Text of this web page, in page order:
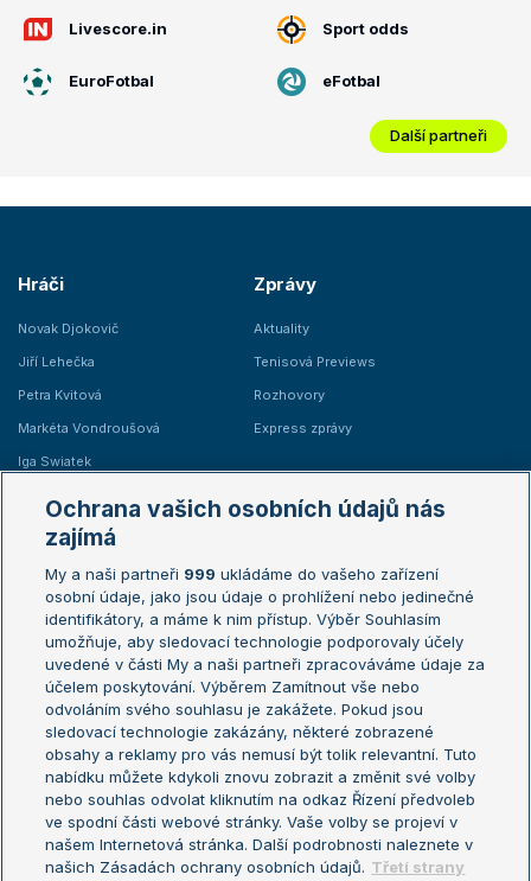
Livescore.in Sport odds
EuroFotbal eFotbal
Další partneři
Hráči
Novak Djokovič
Jiří Lehečka
Petra Kvitová
Markéta Vondroušová
Iga Swiatek
Zprávy
Aktuality
Tenisová Previews
Rozhovory
Express zprávy
Žebříčky
Žebříček ATP (muži)
Žebříček WTA (ženy)
Sázkařský žebříček
Australian Open
French Open
Wimbledon
US Open
Turnaj mistrů
Turnaj mistryň
Aktualní trendy
Fotbalové přestupy
Livesport Daily
Ochrana vašich osobních údajů nás
zajímá
My a naši partneři 999 ukládáme do vašeho zařízení
osobní údaje, jako jsou údaje o prohlížení nebo jedinečné
identifikátory, a máme k nim přístup. Výběr Souhlasím
umožňuje, aby sledovací technologie podporovaly účely
uvedené v části My a naši partneři zpracováváme údaje za
účelem poskytování. Výběrem Zamítnout vše nebo
odvoláním svého souhlasu je zakážete. Pokud jsou
sledovací technologie zakázány, některé zobrazené
obsahy a reklamy pro vás nemusí být tolik relevantní. Tuto
nabídku můžete kdykoli znovu zobrazit a změnit své volby
nebo souhlas odvolat kliknutím na odkaz Řízení předvoleb
ve spodní části webové stránky. Vaše volby se projeví v
našem Internetová stránka. Další podrobnosti naleznete v
našich Zásadách ochrany osobních údajů. Třetí strany